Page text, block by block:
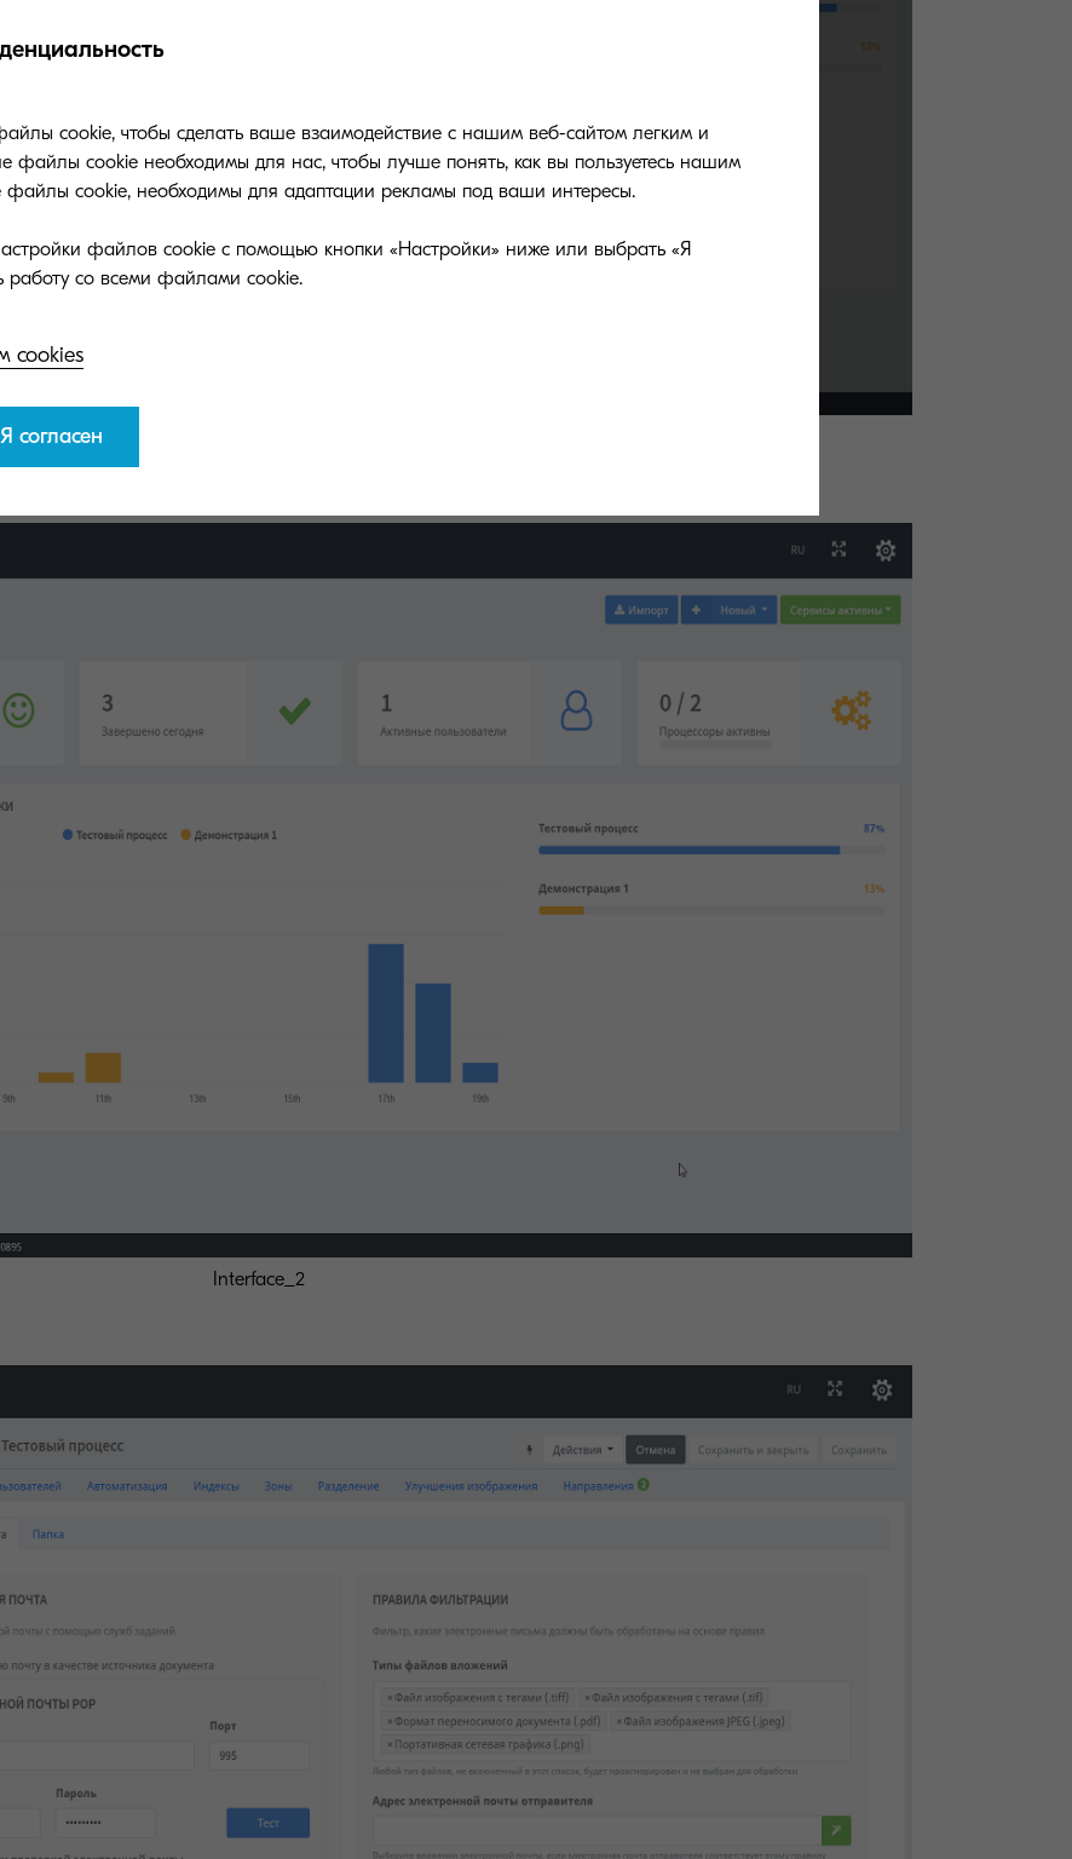
Interface_2
cookie, чтобы сделать ваше взаимодействие с нашим веб-сайтом легким и
файлы cookie необходимы для нас, чтобы лучше понять, как вы пользуетесь нашим
файлы cookie, необходимы для адаптации рекламы под ваши интересы.
файлов cookie с помощью кнопки «Настройки» ниже или выбрать «Я
согласен», чтобы продолжить работу со всеми файлами cookie.
cookies
Я согласен